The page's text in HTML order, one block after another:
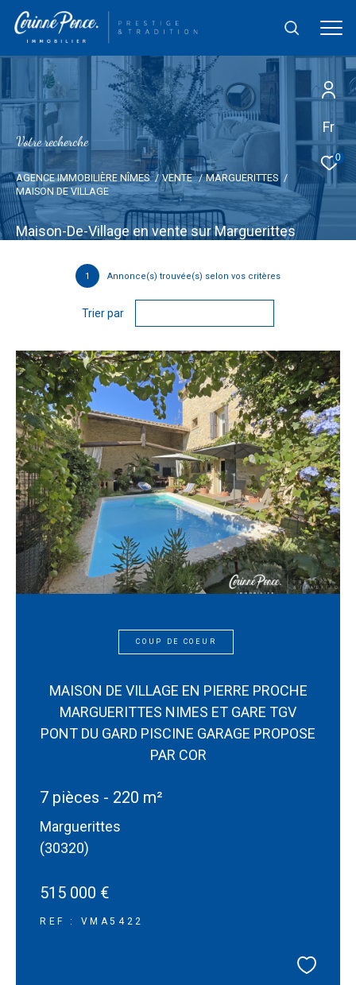
Fr
0
Votre recherche
AGENCE IMMOBILIÈRE NÎMES VENTE
MARGUERITTES
MAISON DE VILLAGE
Maison-De-Village en vente sur Marguerittes
1 Annonce(s) trouvée(s) selon vos critères
Trier par
COUP DE COEUR
MAISON DE VILLAGE EN PIERRE PROCHE
MARGUERITTES NIMES ET GARE TGV
PONT DU GARD PISCINE GARAGE PROPOSE
PAR COR
7 pièces - 220 m²
Marguerittes
(30320)
515 000 €
REF : VMA5422